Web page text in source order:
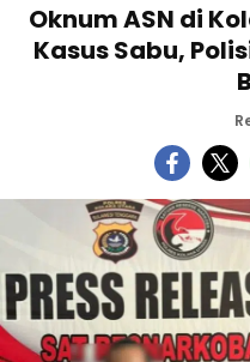
Oknum ASN di
Kasus Sabu,